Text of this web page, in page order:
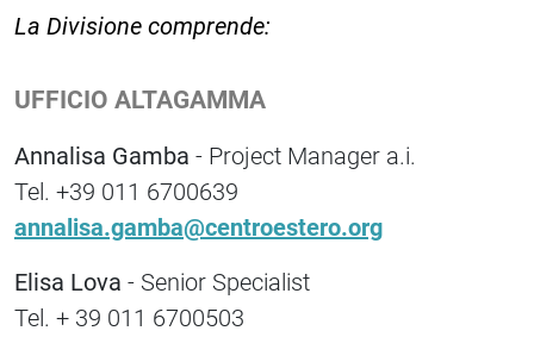
La Divisione comprende:
UFFICIO ALTAGAMMA
Annalisa Gamba - Project Manager a.i.
Tel. +39 011 6700639
annalisa.gamba@centroestero.org
Elisa Lova - Senior Specialist
Tel. + 39 011 6700503